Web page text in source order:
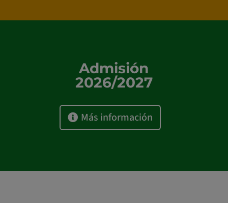
Admisión
2026/2027
Más información